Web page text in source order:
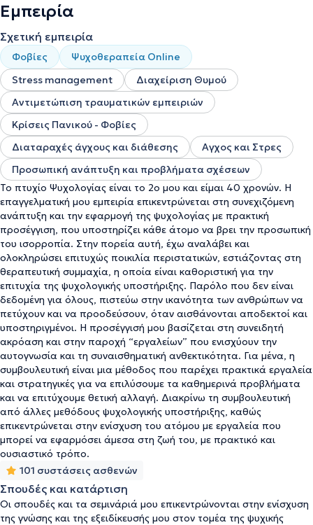
δυσκολίας.Εργάζεται με ενήλικες και εφήβους που
αντιμετωπίζουν
διαπροσωπικές σχέσεις, χαμηλή αυτοεκτίμηση, συναισθηματική
εξουθένωση, πένθος ή μεταβατικές περιόδους ζωής που
δημιουργούν αβεβαιότητα και ψυχική επιβάρυνση.
τηςπροσέγγιση είναι εκλεκτικήκαι προσαρμόζεται στις
ιδιαίτερες ανάγκες κάθε ανθρώπου. Βασική της πεποίθηση είναι
ότι η θεραπείαχρειάζεται να προσαρμόζεται στον
θεραπευόμενο και όχι ο θεραπευόμενος στη θεραπεία
αυτή την πυξίδα, στόχος είναι η δημιουργία μιας ουσιαστικής
θεραπευτικής σχέσης, μέσα στην οποία το άτομο μπορεί να
νιώσει ασφάλεια, αποδοχή και εμπιστοσύνη.
Με ενσυναίσθηση,
συνέπεια και σεβασμό στην ανθρώπινη μοναδικότητα, προσφέρει
έναν ασφαλή χώρο όπου ο θεραπευόμενος μπορεί να εκφραστεί
ελεύθερα, να κατανοήσει βαθύτερα τον εαυτό του και να
αναπτύξει τα εφόδια που χρειάζεται για να προχωρήσει με
μεγαλύτερη αυτογνωσία και ψυχική ανθεκτικότητα.
Εμπειρία
Σχετική εμπειρία
Φοβίες
Ψυχοθεραπεία Online
Stress management
Διαχείριση Θυμού
Αντιμετώπιση τραυματικών εμπειριών
Κρίσεις Πανικού - Φοβίες
Διαταραχές άγχους και διάθεσης
Αγχος και Στρες
Προσωπική ανάπτυξη και προβλήματα σχέσεων
Το πτυχίο Ψυχολογίας είναι το 2ο μου και είμαι 40 χρονών. Η
επαγγελματική μου εμπειρία επικεντρώνεται στη συνεχιζόμενη
ανάπτυξη και την εφαρμογή της ψυχολογίας με πρακτική
προσέγγιση, που υποστηρίζει κάθε άτομο να βρει την προσωπική
του ισορροπία. Στην πορεία αυτή, έχω αναλάβει και
ολοκληρώσει επιτυχώς ποικιλία περιστατικών, εστιάζοντας στη
θεραπευτική συμμαχία, η οποία είναι καθοριστική για την
επιτυχία της ψυχολογικής υποστήριξης. Παρόλο που δεν είναι
δεδομένη για όλους, πιστεύω στην ικανότητα των ανθρώπων να
πετύχουν και να προοδεύσουν, όταν αισθάνονται αποδεκτοί και
υποστηριγμένοι. Η προσέγγισή μου βασίζεται στη συνειδητή
ακρόαση και στην παροχή “εργαλείων” που ενισχύουν την
αυτογνωσία και τη συναισθηματική ανθεκτικότητα. Για μένα, η
συμβουλευτική είναι μια μέθοδος που παρέχει πρακτικά εργαλεία
και στρατηγικές για να επιλύσουμε τα καθημερινά προβλήματα
και να επιτύχουμε θετική αλλαγή. Διακρίνω τη συμβουλευτική
από άλλες μεθόδους ψυχολογικής υποστήριξης, καθώς
επικεντρώνεται στην ενίσχυση του ατόμου με εργαλεία που
μπορεί να εφαρμόσει άμεσα στη ζωή του, με πρακτικό και
ουσιαστικό τρόπο.
101 συστάσεις ασθενών
Σπουδές και κατάρτιση
Οι σπουδές και τα σεμινάριά μου επικεντρώνονται στην ενίσχυση
της γνώσης και της εξειδίκευσής μου στον τομέα της ψυχικής